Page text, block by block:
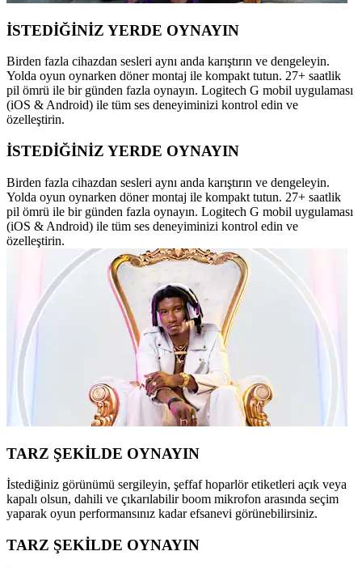
İSTEDİĞİNİZ YERDE OYNAYIN
Birden fazla cihazdan sesleri aynı anda karıştırın ve dengeleyin.
Yolda oyun oynarken döner montaj ile kompakt tutun. 27+ saatlik
pil ömrü ile bir günden fazla oynayın. Logitech G mobil uygulaması
(iOS & Android) ile tüm ses deneyiminizi kontrol edin ve
özelleştirin.
İSTEDİĞİNİZ YERDE OYNAYIN
Birden fazla cihazdan sesleri aynı anda karıştırın ve dengeleyin.
Yolda oyun oynarken döner montaj ile kompakt tutun. 27+ saatlik
pil ömrü ile bir günden fazla oynayın. Logitech G mobil uygulaması
(iOS & Android) ile tüm ses deneyiminizi kontrol edin ve
özelleştirin.
TARZ ŞEKİLDE OYNAYIN
İstediğiniz görünümü sergileyin, şeffaf hoparlör etiketleri açık veya
kapalı olsun, dahili ve çıkarılabilir boom mikrofon arasında seçim
yaparak oyun performansınız kadar efsanevi görünebilirsiniz.
TARZ ŞEKİLDE OYNAYIN